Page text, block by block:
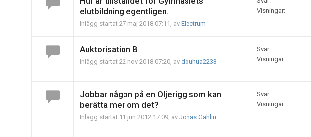
elutbildning egentligen.
Inlägg startat 27 maj 2018 07:11, avElectrum
Visningar:
Auktorisation B
Inlägg startat 22 nov 2018 07:20, avdouhua2233
Svar:
Visningar:
Jobbar någon på en Oljerigg som kan
berätta mer om det?
Inlägg startat 11 jun 2012 17:09, avJonas Gahlin
Svar:
Visningar: